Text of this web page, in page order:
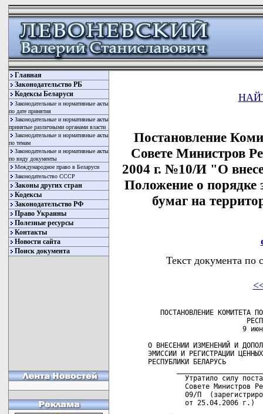
Главная
Законодательство РБ
Кодексы Беларуси
Законодательные и нормативные акты
по дате принятия
Законодательные и нормативные акты
принятые различными органами власти
Законодательные и нормативные акты
по темам
Законодательные и нормативные акты
по виду документы
Международное право в Беларуси
Законодательство СССР
Законы других стран
Кодексы
Законодательство РФ
Право Украины
Полезные ресурсы
Контакты
Новости сайта
Поиск документа
Постановление
Совете Министров
2004 г. №10/И "О
Положение о порядке
бумаг на
Текст документа по
ПОСТАНОВЛЕНИЕ КОМИТЕТА
9
О ВНЕСЕНИИ ИЗМЕНЕНИЙ И
ЭМИССИИ И РЕГИСТРАЦИИ
РЕСПУБЛИКИ БЕЛАРУСЬ
Утратило силу
Совете Министров
09/П
от 25.04.2006